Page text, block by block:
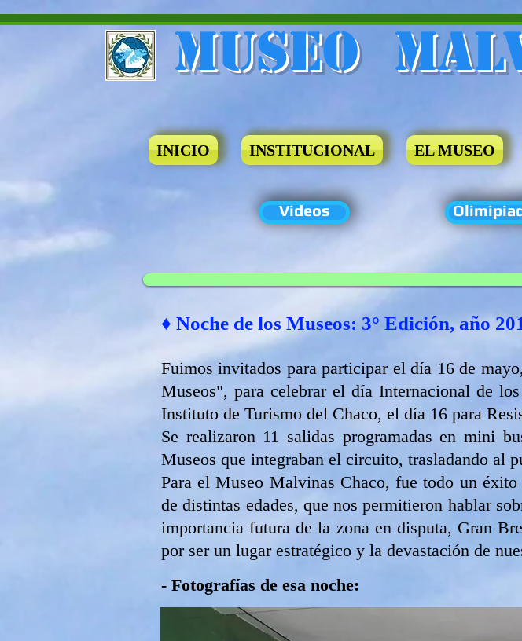
Museo​
INICIO INSTITUCIONAL EL MUSEO
Videos
♦ Noche de los Museos: 3° Edición, año
Fuimos invitados para participar el día 16 de
Museos", para celebrar el día Internacional de
Instituto de Turismo del Chaco, el día 16 para
Se realizaron 11 salidas programadas en mini
Museos que integraban el circuito, trasladando al
Para el Museo Malvinas Chaco, fue todo un
de distintas edades, que nos permitieron hablar
importancia futura de la zona en disputa, Gran
por ser un lugar estratégico y la devastación de
- Fotografías de esa noche: